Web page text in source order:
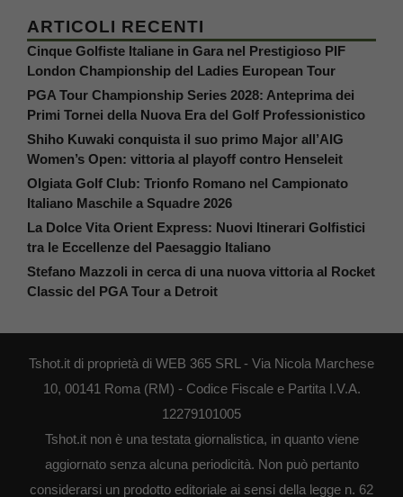
ARTICOLI RECENTI
Cinque Golfiste Italiane in Gara nel Prestigioso PIF
London Championship del Ladies European Tour
PGA Tour Championship Series 2028: Anteprima dei
Primi Tornei della Nuova Era del Golf Professionistico
Shiho Kuwaki conquista il suo primo Major all’AIG
Women’s Open: vittoria al playoff contro Henseleit
Olgiata Golf Club: Trionfo Romano nel Campionato
Italiano Maschile a Squadre 2026
La Dolce Vita Orient Express: Nuovi Itinerari Golfistici
tra le Eccellenze del Paesaggio Italiano
Stefano Mazzoli in cerca di una nuova vittoria al Rocket
Classic del PGA Tour a Detroit
Tshot.it di proprietà di WEB 365 SRL - Via Nicola Marchese
10, 00141 Roma (RM) - Codice Fiscale e Partita I.V.A.
12279101005
Tshot.it non è una testata giornalistica, in quanto viene
aggiornato senza alcuna periodicità. Non può pertanto
considerarsi un prodotto editoriale ai sensi della legge n. 62